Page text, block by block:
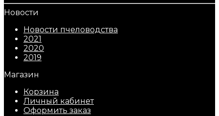
Новости
Новости пчеловодства
2021
2020
2019
Магазин
Корзина
Личный кабинет
Оформить заказ